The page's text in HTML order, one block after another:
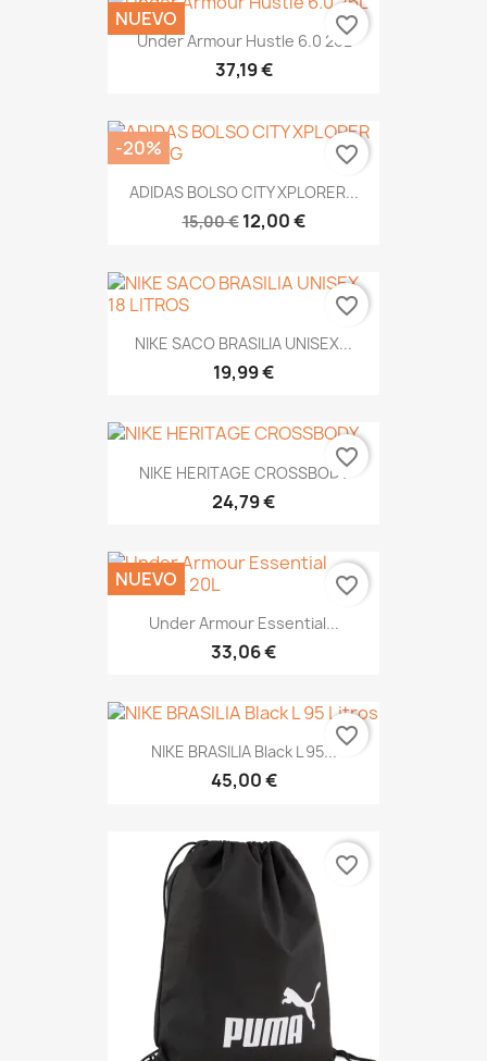
Under Armour Hustle 6.0 26L
37,19 €
NUEVO favorite_border
ADIDAS BOLSO CITY XPLORER...
15,00 € 12,00 €
-20% favorite_border
NIKE SACO BRASILIA UNISEX...
19,99 €
favorite_border
NIKE HERITAGE CROSSBODY
24,79 €
favorite_border
Under Armour Essential...
33,06 €
NUEVO favorite_border
NIKE BRASILIA Black L 95...
45,00 €
favorite_border
favorite_border